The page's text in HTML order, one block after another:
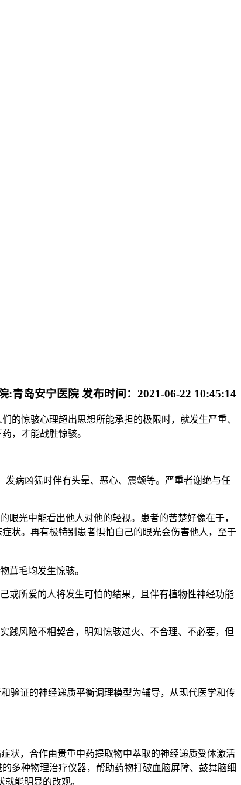
:青岛安宁医院 发布时间：2021-06-22 10:45:14
惊骇心理超出思想所能承担的极限时，就发生严重、
，才能战胜惊骇。
凶猛时伴有头晕、恶心、震颤等。严重者谢绝与任
中能看出他人对他的轻视。患者的苦楚好像在于，
状。再有极特别患者惧怕自己的眼光会伤害他人，至于
毛均发生惊骇。
所爱的人将发生可怕的结果，且伴有植物性神经功能
风险不相契合，明知惊骇过火、不合理、不必要，但
证的神经递质平衡调理模型为辅导，从现代医学和传
，合作由贵重中药提取物中萃取的神经递质受体激活
多种物理治疗仪器，帮助药物打破血脑屏障、鼓舞脑细
能明显的改观。